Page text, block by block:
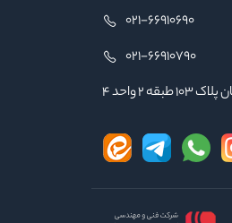
021-66910690
021-66910790
۲ واحد ۴